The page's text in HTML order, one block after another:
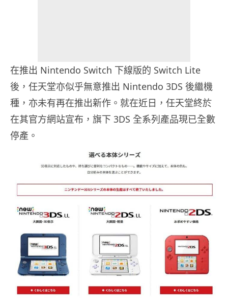
在推出 Nintendo Switch 下線版的 Switch Lite
後，任天堂亦似乎無意推出 Nintendo 3DS 後繼機
種，亦未有再在推出新作。就在近日，任天堂終於
在其官方網站宣布，旗下 3DS 全系列產品現已全數
停產。